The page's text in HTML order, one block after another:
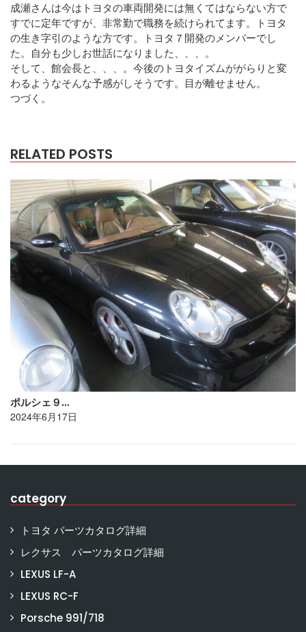
成瀬さんは今はトヨタの車両開発には無くてはならない方で
すでに定年ですが、非常勤で職務を続けられてます。トヨタ
の生き字引のような方です。トヨタ７開発のメンバーでし
た。自分も少しお世話になりました、、、。
そして、館会長と、、、。今後のトヨタイズムががらりと変
わるようなそんな予感がしそうです。目が離せません。
つづく。
RELATED POSTS
ポルシェ９…
2024年6月17日
category
トヨタ パーツカタログ詳細
レクサス パーツカタログ詳細
LEXUS LF-A
LEXUS RC-F
Porsche 991/718